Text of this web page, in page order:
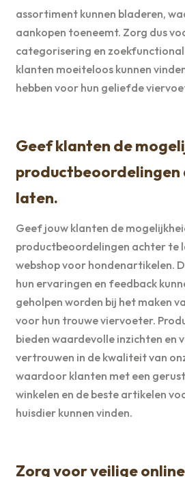
assortiment kunnen bladeren,
aankopen toeneemt. Zorg dus
categorisering en
klanten moeiteloos kunnen
hebben voor hun geliefde
Geef klanten de
productbeoordelingen
laten.
Geef jouw klanten de
productbeoordelingen achter te
webshop voor hondenartikelen.
hun ervaringen en feedback
geholpen worden bij het maken
voor hun trouwe viervoeter.
bieden waardevolle inzichten en
vertrouwen in de kwaliteit van
waardoor klanten met een
winkelen en de beste artikelen
huisdier kunnen vinden.
Zorg voor veilige online